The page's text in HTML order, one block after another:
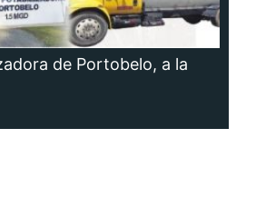
de Portobelo, a la